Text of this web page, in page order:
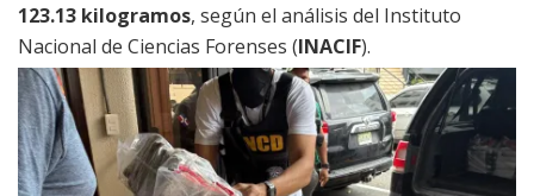
123.13 kilogramos, según el análisis del Instituto
Nacional de Ciencias Forenses (INACIF).